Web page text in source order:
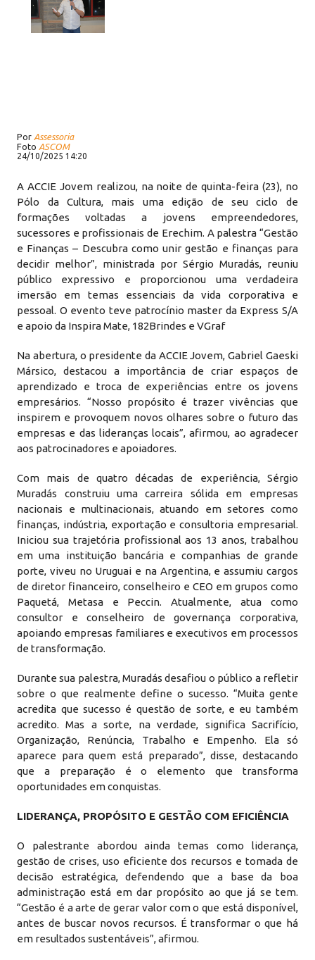
Por Assessoria
Foto ASCOM
24/10/2025 14:20
A ACCIE Jovem realizou, na noite de quinta-feira (23), no
Pólo da Cultura, mais uma edição de seu ciclo de
formações voltadas a jovens empreendedores,
sucessores e profissionais de Erechim. A palestra “Gestão
e Finanças – Descubra como unir gestão e finanças para
decidir melhor”, ministrada por Sérgio Muradás, reuniu
público expressivo e proporcionou uma verdadeira
imersão em temas essenciais da vida corporativa e
pessoal. O evento teve patrocínio master da Express S/A
e apoio da Inspira Mate, 182Brindes e VGraf
Na abertura, o presidente da ACCIE Jovem, Gabriel Gaeski
Mársico, destacou a importância de criar espaços de
aprendizado e troca de experiências entre os jovens
empresários. “Nosso propósito é trazer vivências que
inspirem e provoquem novos olhares sobre o futuro das
empresas e das lideranças locais”, afirmou, ao agradecer
aos patrocinadores e apoiadores.
Com mais de quatro décadas de experiência, Sérgio
Muradás construiu uma carreira sólida em empresas
nacionais e multinacionais, atuando em setores como
finanças, indústria, exportação e consultoria empresarial.
Iniciou sua trajetória profissional aos 13 anos, trabalhou
em uma instituição bancária e companhias de grande
porte, viveu no Uruguai e na Argentina, e assumiu cargos
de diretor financeiro, conselheiro e CEO em grupos como
Paquetá, Metasa e Peccin. Atualmente, atua como
consultor e conselheiro de governança corporativa,
apoiando empresas familiares e executivos em processos
de transformação.
Durante sua palestra, Muradás desafiou o público a refletir
sobre o que realmente define o sucesso. “Muita gente
acredita que sucesso é questão de sorte, e eu também
acredito. Mas a sorte, na verdade, significa Sacrifício,
Organização, Renúncia, Trabalho e Empenho. Ela só
aparece para quem está preparado”, disse, destacando
que a preparação é o elemento que transforma
oportunidades em conquistas.
LIDERANÇA, PROPÓSITO E GESTÃO COM EFICIÊNCIA
O palestrante abordou ainda temas como liderança,
gestão de crises, uso eficiente dos recursos e tomada de
decisão estratégica, defendendo que a base da boa
administração está em dar propósito ao que já se tem.
“Gestão é a arte de gerar valor com o que está disponível,
antes de buscar novos recursos. É transformar o que há
em resultados sustentáveis”, afirmou.